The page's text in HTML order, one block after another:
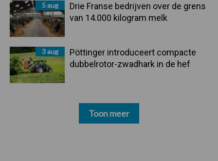
5 aug
Drie Franse bedrijven over de grens
van 14.000 kilogram melk
3 aug
Pöttinger introduceert compacte
dubbelrotor-zwadhark in de hef
Toon meer